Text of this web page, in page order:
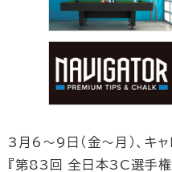
3月6～9日（金〜月）、キャ
『第83回 全日本3C選手